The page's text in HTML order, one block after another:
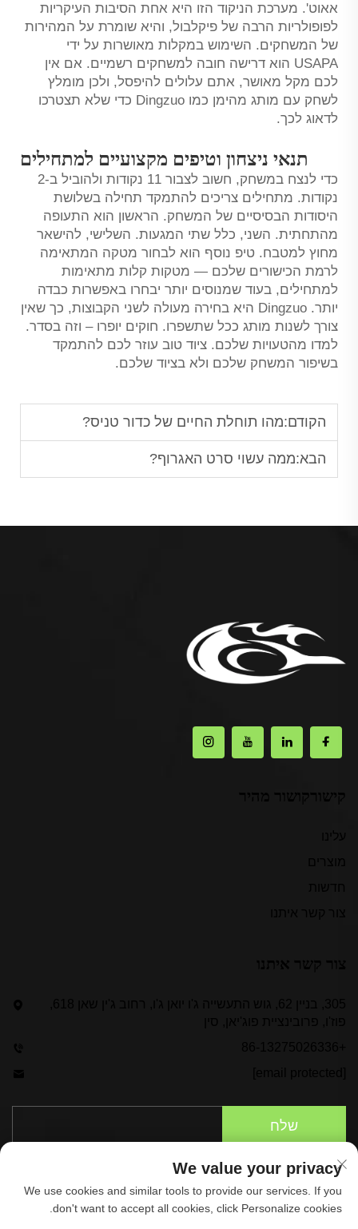
אאוט'. מערכת הניקוד הזו היא אחת הסיבות העיקריות
לפופולריות הרבה של פיקלבול, והיא שומרת על המהירות
של המשחקים. השימוש במקלות מאושרות על ידי
USAPA הוא דרישה חובה למשחקים רשמיים. אם אין
לכם מקל מאושר, אתם עלולים להיפסל, ולכן מומלץ
לשחק עם מותג מהימן כמו Dingzuo כדי שלא תצטרכו
לדאוג לכך.
תנאי ניצחון וטיפים מקצועיים למתחילים
כדי לנצח במשחק, חשוב לצבור 11 נקודות ולהוביל ב-2
נקודות. מתחילים צריכים להתמקד תחילה בשלושת
היסודות הבסיסיים של המשחק. הראשון הוא התעופה
מהתחתית. השני, כלל שתי המגעות. השלישי, להישאר
מחוץ למטבח. טיפ נוסף הוא לבחור מטקה המתאימה
לרמת הכישורים שלכם — מטקות קלות מתאימות
למתחילים, בעוד שמנוסים יותר יבחרו באפשרות כבדה
יותר. Dingzuo היא בחירה מעולה לשני הקבוצות, כך שאין
צורך לשנות מותג ככל שתשפרו. חוקים יופרו – וזה בסדר.
למדו מהטעויות שלכם. ציוד טוב עוזר לכם להתמקד
בשיפור המשחק שלכם ולא בציוד שלכם.
הקודם:מהו תוחלת החיים של כדור טניס?
הבא:ממה עשוי סרט האגרוף?
קישורקושור מהיר
שלח
We value your privacy
We use cookies and similar tools to provide our services. If you
don't want to accept all cookies, click Personalize cookies.